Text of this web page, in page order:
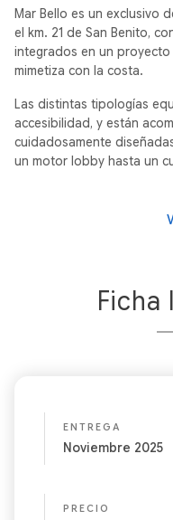
Mar Bello es un exclusivo
el km. 21 de San Benito,
integrados en un
mimetiza con la costa.
Las distintas tipologías
accesibilidad, y están
cuidadosamente
un motor lobby hasta un
Mar Bello no es solo un
antes, este desarrollo fue
para conectar con lo
verdadero privilegio es
quienes amamos.
Ficha
ENTREGA
Noviembre 2025
PRECIO